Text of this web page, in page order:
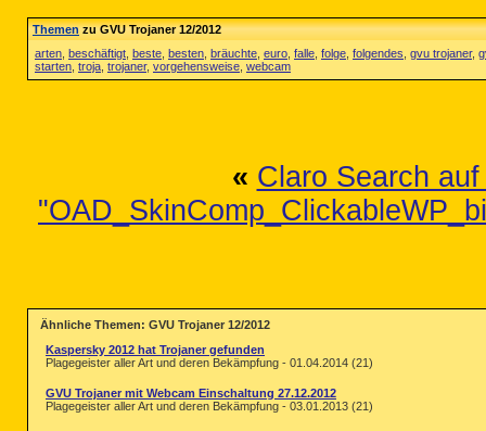
Themenzu GVU Trojaner 12/2012
arten beschäftigt beste besten bräuchte euro falle folge folgendes gvu trojaner,
starten troja trojaner, vorgehensweise webcam
« Claro Search
Ähnliche Themen: GVU Trojaner 12/2012
Kaspersky 2012 hat Trojaner gefunden
Plagegeister aller Art und deren Bekämpfung - 01.04.2014 (21)
GVU Trojaner mit Webcam Einschaltung 27.12.2012
Plagegeister aller Art und deren Bekämpfung - 03.01.2013 (21)